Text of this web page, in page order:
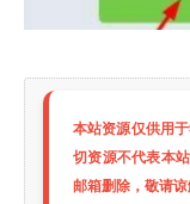
本站资源仅供用
切资源不代表本
邮箱删除，敬请谅